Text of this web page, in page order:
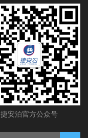
捷安泊官方公众号